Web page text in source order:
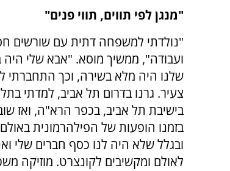
"מנגן לפי תווים, תווי פנים"
"נולדתי למשפחה דתית עם שורשים
ועבודה", ממשיך מוסא. "אבא שלי היה
שלנו היה מלא בשירה, וכך התחברתי
צעיר. גרנו בדרום תל אביב, למדתי
בישיבת תל אביב, בכפר הרא"ה, ואז
בזמנו הופעות של הפילהרמונית
ובגלל שלא היה לנו כסף חברים שלי
לאולם ומקשיבים לקונצרט. מוזיקה